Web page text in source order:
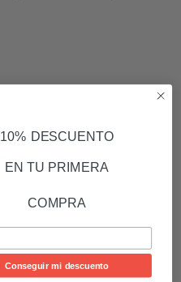
6-7 Años(118-121)
8-9 Años(127-132cm)
10% DESCUENTO
EN TU PRIMERA
COMPRA
Conseguir mi descuento